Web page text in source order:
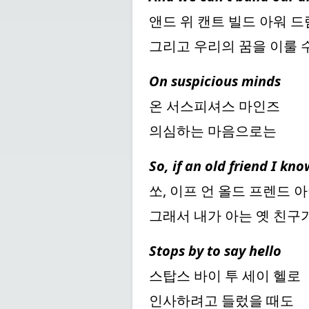
앤드 위 캔트 빌드 아워 드
그리고 우리의 꿈을 이룰
On suspicious minds
온 서스피셔스 마인즈
의심하는 마음으로는
So, if an old friend I
쏘, 이프 언 올드 프렌드
그래서 내가 아는 옛 친구
Stops by to say hello
스탑스 바이 투 세이 헬로
인사하려고 들렀을 때도